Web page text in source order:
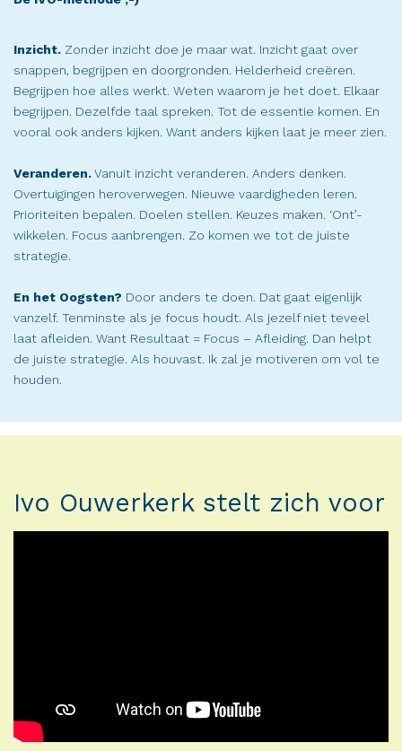
Inzicht. Zonder inzicht doe je maar wat. Inzicht gaat over
snappen, begrijpen en doorgronden. Helderheid creëren.
Begrijpen hoe alles werkt. Weten waarom je het doet. Elkaar
begrijpen. Dezelfde taal spreken. Tot de essentie komen. En
vooral ook anders kijken. Want anders kijken laat je meer zien.
Veranderen.Vanuit inzicht veranderen. Anders denken.
Overtuigingen heroverwegen. Nieuwe vaardigheden leren.
Prioriteiten bepalen. Doelen stellen. Keuzes maken. ‘Ont’-
wikkelen. Focus aanbrengen. Zo komen we tot de juiste
strategie.
En het Oogsten? Door anders te doen. Dat gaat eigenlijk
vanzelf. Tenminste als je focus houdt. Als jezelf niet teveel
laat afleiden. Want Resultaat = Focus – Afleiding. Dan helpt
de juiste strategie. Als houvast. Ik zal je motiveren om vol te
houden.
Ivo Ouwerkerk stelt zich voor